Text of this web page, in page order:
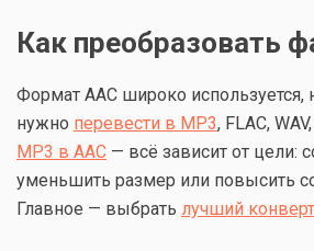
Как преобразовать
Формат AAC широко используется,
нужно перевести в MP3, FLAC,
MP3 в AAC — всё зависит от цели:
уменьшить размер или повысить
Главное — выбрать лучший